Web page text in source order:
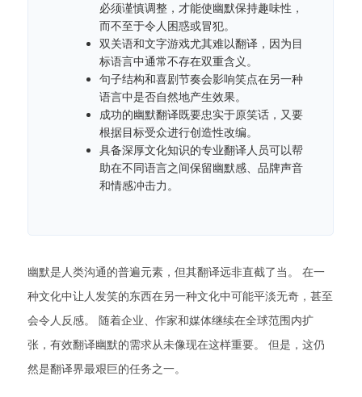
必须谨慎调整，才能使幽默保持趣味性，
而不至于令人困惑或冒犯。
双关语和文字游戏尤其难以翻译，因为目
标语言中通常不存在双重含义。
句子结构和喜剧节奏会影响笑点在另一种
语言中是否自然地产生效果。
成功的幽默翻译既要忠实于原笑话，又要
根据目标受众进行创造性改编。
具备深厚文化知识的专业翻译人员可以帮
助在不同语言之间保留幽默感、品牌声音
和情感冲击力。
幽默是人类沟通的普遍元素，但其翻译远非直截了当。 在一
种文化中让人发笑的东西在另一种文化中可能平淡无奇，甚至
会令人反感。 随着企业、作家和媒体继续在全球范围内扩
张，有效翻译幽默的需求从未像现在这样重要。 但是，这仍
然是翻译界最艰巨的任务之一。